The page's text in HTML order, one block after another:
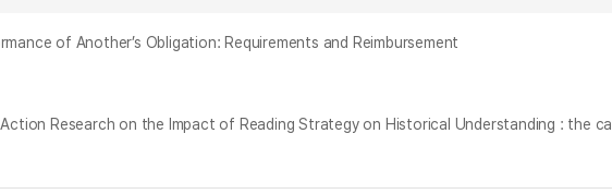
of Another’s Obligation: Requirements and Reimbursement
= An Action Research on the Impact of Reading Strategy on Historical Understanding : the